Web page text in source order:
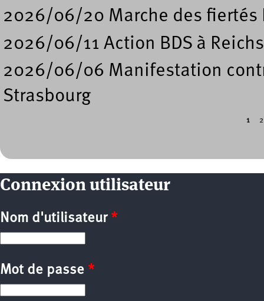
2026/06/20 Marche des fiertés
2026/06/11 Action BDS à
2026/06/06 Manifestation
Strasbourg
1 2
Connexion utilisateur
Nom d'utilisateur *
Mot de passe *